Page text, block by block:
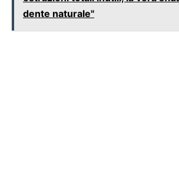
dente naturale"